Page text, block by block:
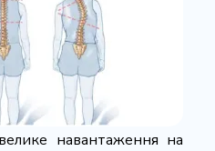
навантаження на